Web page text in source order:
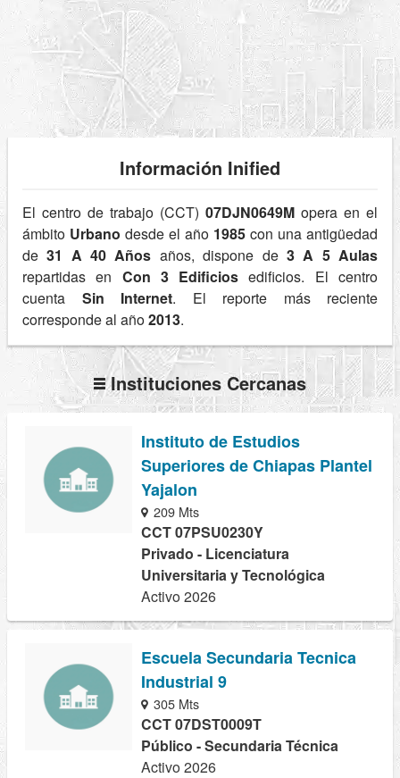
Información Inified
El centro de trabajo (CCT) 07DJN0649M opera en el
ámbito Urbano desde el año 1985 con una antigüedad
de31 A 40 Años años, dispone de 3 A 5 Aulas
repartidas en Con 3 Edificios edificios. El centro
cuenta Sin Internet. El reporte más reciente
corresponde al año2013.
Instituciones Cercanas
Instituto de Estudios
Superiores de Chiapas Plantel
Yajalon
209 Mts
CCT 07PSU0230Y
Privado - Licenciatura
Universitaria y Tecnológica
Activo 2026
Escuela Secundaria Tecnica
Industrial 9
305 Mts
CCT 07DST0009T
Público - Secundaria Técnica
Activo 2026